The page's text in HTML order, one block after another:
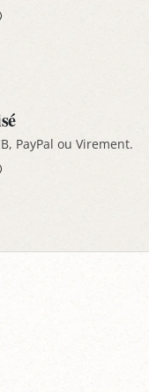
PayPal ou Virement.